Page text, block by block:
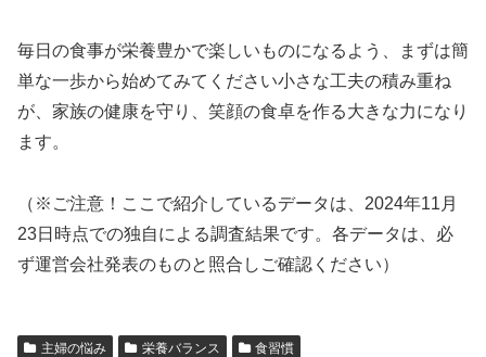
毎日の食事が栄養豊かで楽しいものになるよう、まずは簡
単な一歩から始めてみてください小さな工夫の積み重ね
が、家族の健康を守り、笑顔の食卓を作る大きな力になり
ます。
（※ご注意！ここで紹介しているデータは、2024年11月
23日時点での独自による調査結果です。各データは、必
ず運営会社発表のものと照合しご確認ください）
主婦の悩み 栄養バランス 食習慣